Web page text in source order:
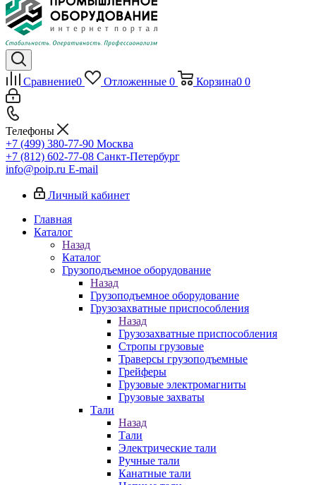
Сравнение0 Отложенные 0 Корзина0 0
Телефоны
+7 (499) 380-77-90 Москва
+7 (812) 602-77-08 Санкт-Петербург
info@poip.ru E-mail
Личный кабинет
Главная
Каталог
Назад
Каталог
Грузоподъемное оборудование
Назад
Грузоподъемное оборудование
Грузозахватные приспособления
Назад
Грузозахватные приспособления
Стропы грузовые
Траверсы грузоподъемные
Грейферы
Грузовые электромагниты
Грузовые захваты
Тали
Назад
Тали
Электрические тали
Ручные тали
Канатные тали